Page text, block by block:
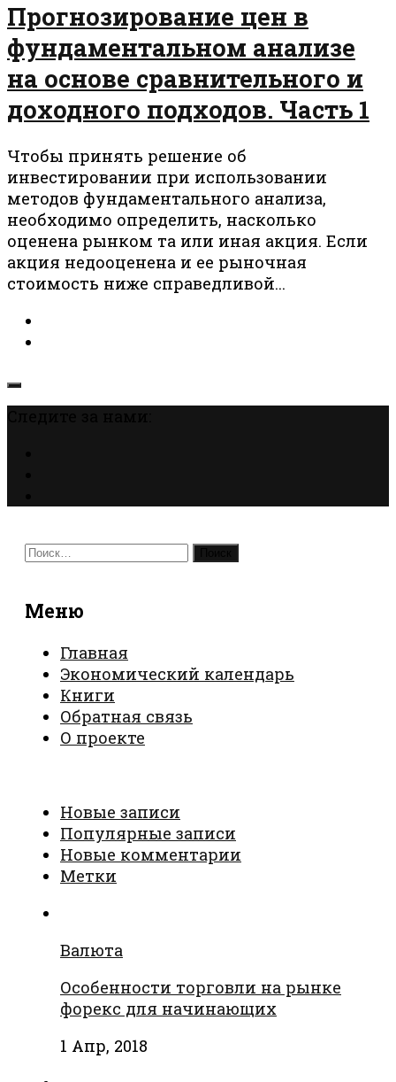
Прогнозирование цен в
фундаментальном анализе
на основе сравнительного и
доходного подходов. Часть 1
Чтобы принять решение об
инвестировании при использовании
методов фундаментального анализа,
необходимо определить, насколько
оценена рынком та или иная акция. Если
акция недооценена и ее рыночная
стоимость ниже справедливой...
Найти:
Меню
Главная
Экономический календарь
Книги
Обратная связь
О проекте
Новые записи
Популярные записи
Новые комментарии
Метки
Валюта
Особенности торговли на рынке
форекс для начинающих
1 Апр, 2018